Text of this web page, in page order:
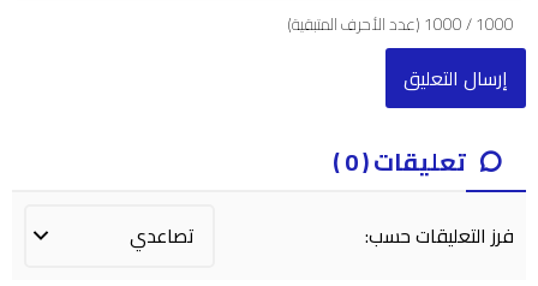
1000
/
1000(عدد الأحرف المتبقية)
تعليقات ( 0 )
فرز التعليقات حسب: